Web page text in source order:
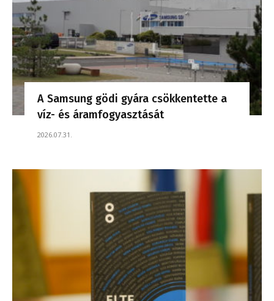
A Samsung gödi gyára csökkentette a
víz- és áramfogyasztását
2026.07.31.